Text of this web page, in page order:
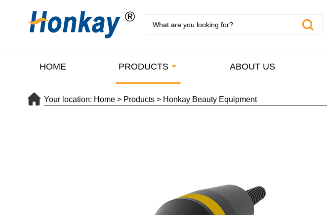
HOME PRODUCTS ABOUT US
Your location: Home> Products> Honkay Beauty Equipment